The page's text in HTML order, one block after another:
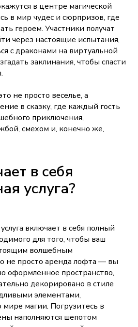
в центре магической
в мир чудес и сюрпризов, где
героем. Участники получат
через настоящие испытания,
с драконами на виртуальной
заклинания, чтобы спасти
не просто веселье, а
в сказку, где каждый гость
приключения,
смехом и, конечно же,
в себя
услуга?
включает в себя полный
для того, чтобы ваш
волшебным
не просто аренда лофта — вы
оформленное пространство,
декорировано в стиле
элементами,
магии. Погрузитесь в
наполняются шепотом